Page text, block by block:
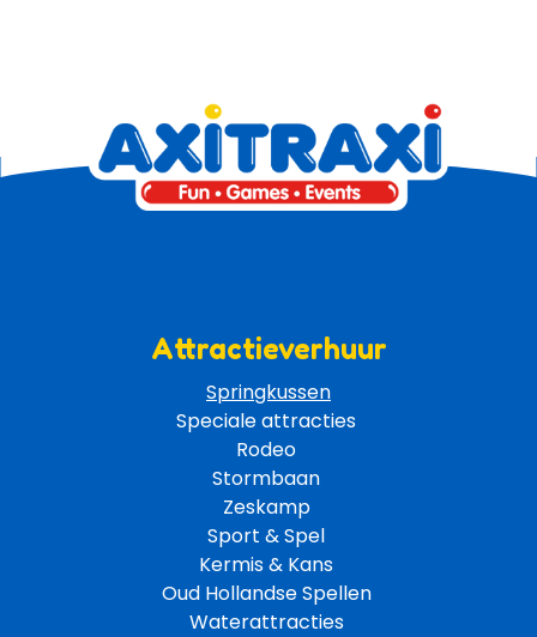
Attractieverhuur
Springkussen
Speciale attracties
Rodeo
Stormbaan
Zeskamp
Sport & Spel
Kermis & Kans
Oud Hollandse Spellen
Waterattracties